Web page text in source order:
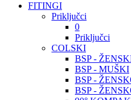
FITINGI
Priključci
0
Priključci
COLSKI
BSP -
BSP - MUŠKI
BSP -
BSP -